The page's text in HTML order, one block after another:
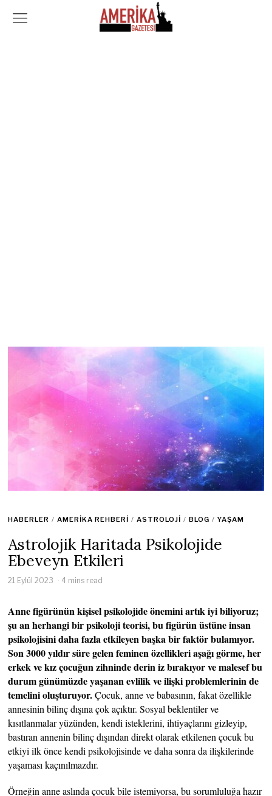
HABERLER / AMERIKA REHBERI / ASTROLOJI / BLOG / YAŞAM
Astrolojik Haritada Psikolojide
Ebeveyn Etkileri
21 Eylül 2023 4 mins read
Anne figürünün kişisel psikolojide önemini artık iyi biliyoruz;
şu an herhangi bir psikoloji teorisi, bu figürün üstüne insan
psikolojisini daha fazla etkileyen başka bir faktör bulamıyor.
Son 3000 yıldır süre gelen feminen özellikleri aşağı görme, her
erkek ve kız çocuğun zihninde derin iz bırakıyor ve malesef bu
durum günümüzde yaşanan evlilik ve ilişki problemlerinin de
temelini oluşturuyor.Çocuk, anne ve babasının, fakat özellikle
annesinin bilinç dışına çok açıktır. Sosyal beklentiler ve
kısıtlanmalar yüzünden, kendi isteklerini, ihtiyaçlarını gizleyip,
bastıran annenin bilinç dışından direkt olarak etkilenen çocuk bu
etkiyi ilk önce kendi psikolojisinde ve daha sonra da ilişkilerinde
yaşaması kaçınılmazdır.
Örneğin anne aslında çocuk bile istemiyorsa, bu sorumluluğa hazır